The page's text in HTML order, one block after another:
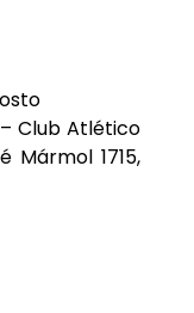
Club Atlético
Mármol 1715,